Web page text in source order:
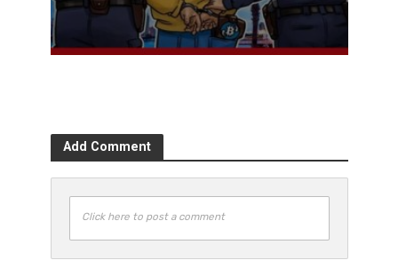
Add Comment
Click here to post a comment